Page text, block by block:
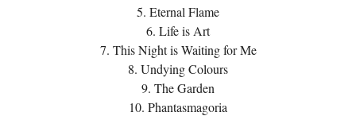
5. Eternal Flame
6. Life is Art
7. This Night is Waiting for Me
8. Undying Colours
9. The Garden
10. Phantasmagoria